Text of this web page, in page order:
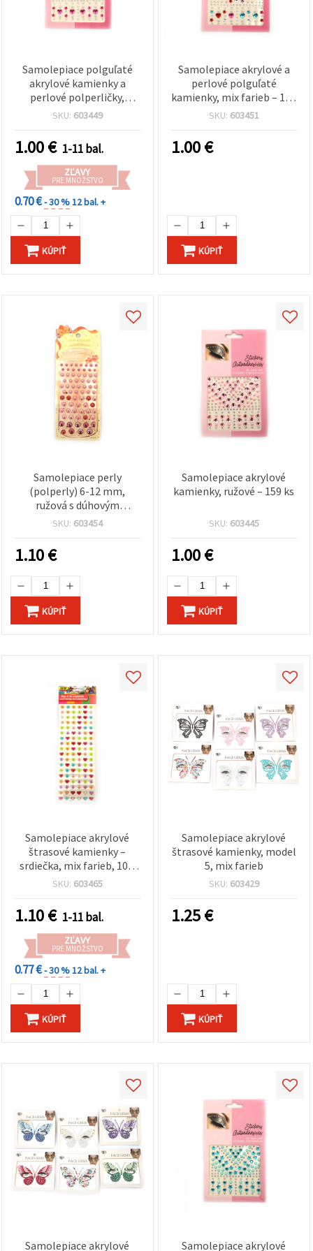
Samolepiace polguľaté
akrylové kamienky a
perlové polperličky,
cyklámenová – 159 ks
SKU: 603449
1.00€ 1-11 bal.
ZĽAVY
PRE MNOŽSTVO
0.70 €- 30 %12 bal. +
KÚPIŤ
Samolepiace akrylové a
perlové polguľaté
kamienky, mix farieb – 159
ks
SKU: 603451
1.00€
KÚPIŤ
Samolepiace perly
(polperly) 6-12 mm,
ružová s dúhovým
efektom, 83 ks
SKU: 603454
1.10€
KÚPIŤ
Samolepiace akrylové
kamienky, ružové – 159 ks
SKU: 603445
1.00€
KÚPIŤ
Samolepiace akrylové
štrasové kamienky –
srdiečka, mix farieb, 10 x
11 mm – 108 ks
SKU: 603465
1.10€ 1-11 bal.
ZĽAVY
PRE MNOŽSTVO
0.77 €- 30 %12 bal. +
KÚPIŤ
Samolepiace akrylové
štrasové kamienky, model
5, mix farieb
SKU: 603429
1.25€
KÚPIŤ
Samolepiace akrylové
Samolepiace akrylové